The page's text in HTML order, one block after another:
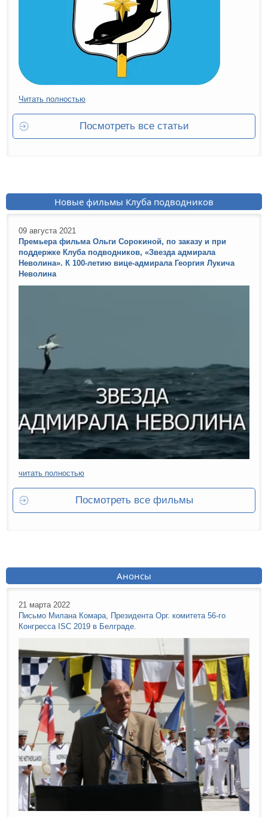
Читать полностью
Посмотреть все статьи
Новые фильмы Клуба подводников
09 августа 2021
Премьера фильма Ольги Сорокиной, по заказу и при
поддержке Клуба подводников, «Звезда адмирала
Неволина». К 100-летию вице-адмирала Георгия Лукича
Неволина
читать полностью
Посмотреть все фильмы
Анонсы
21 марта 2022
Письмо Милана Комара, Президента Орг. комитета 56-го
Конгресса ISC 2019 в Белграде.